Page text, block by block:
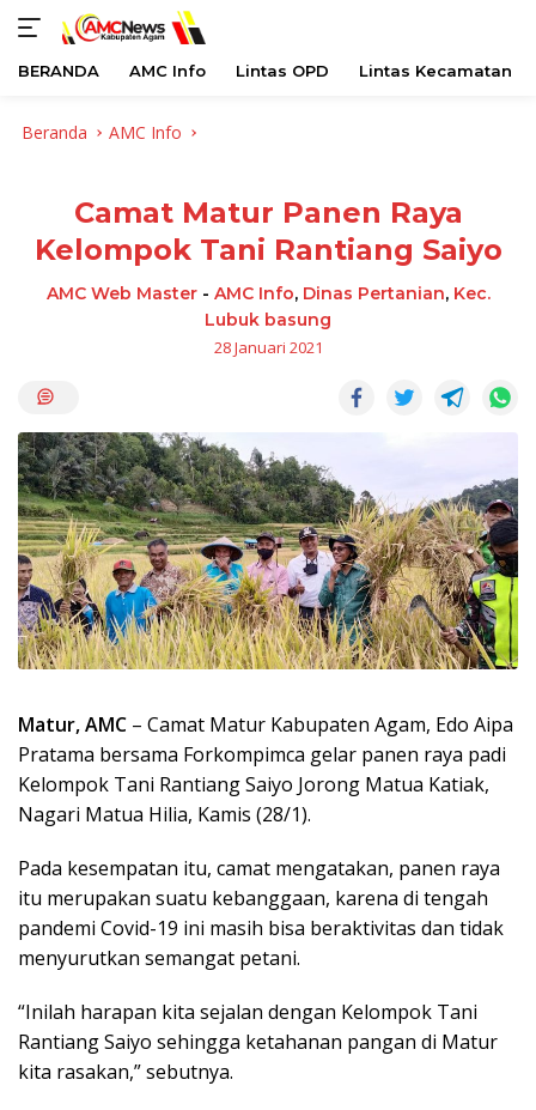
BERANDA AMC Info Lintas OPD Lintas Kecamatan
Beranda AMC Info
Camat Matur Panen Raya
Kelompok Tani Rantiang Saiyo
AMC Web Master- AMC Info, Dinas Pertanian, Kec.
Lubuk basung
28 Januari 2021
Matur, AMC – Camat Matur Kabupaten Agam, Edo Aipa
Pratama bersama Forkompimca gelar panen raya padi
Kelompok Tani Rantiang Saiyo Jorong Matua Katiak,
Nagari Matua Hilia, Kamis (28/1).
Pada kesempatan itu, camat mengatakan, panen raya
itu merupakan suatu kebanggaan, karena di tengah
pandemi Covid-19 ini masih bisa beraktivitas dan tidak
menyurutkan semangat petani.
“Inilah harapan kita sejalan dengan Kelompok Tani
Rantiang Saiyo sehingga ketahanan pangan di Matur
kita rasakan,” sebutnya.